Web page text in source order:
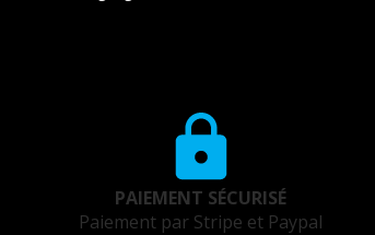
PAIEMENT SÉCURISÉ
Paiement par Stripe et Paypal